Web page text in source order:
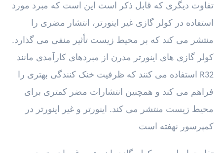
تفاوت دیگری که قابل ذکر است این است که مبرد مورد
استفاده در کولر گازی غیر اینورتر، انتشار مضری را
منتشر می کند که بر محیط زیست تأثیر منفی می گذارد.
کولر گازی های اینورتر مدرن از مبردهای کارآمدی مانند
R32 استفاده می کنند که ظرفیت خنک کنندگی بهتری را
فراهم می کند و همچنین انتشارات مضر کمتری برای
محیط زیست منتشر می کند. اینورتر و غیر اینورتر در
کمپرسور نهفته است